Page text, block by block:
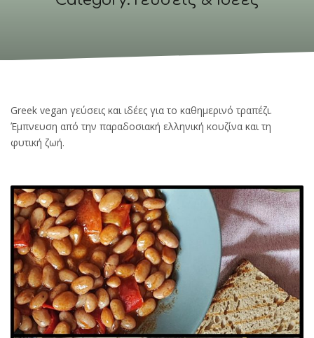
Greek vegan γεύσεις και ιδέες για το καθημερινό τραπέζι.
Έμπνευση από την παραδοσιακή ελληνική κουζίνα και τη
φυτική ζωή.